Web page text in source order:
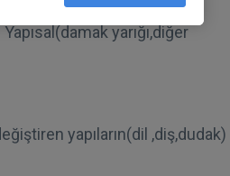
yarığı,diğer
yapıların(dil ,diş,dudak)